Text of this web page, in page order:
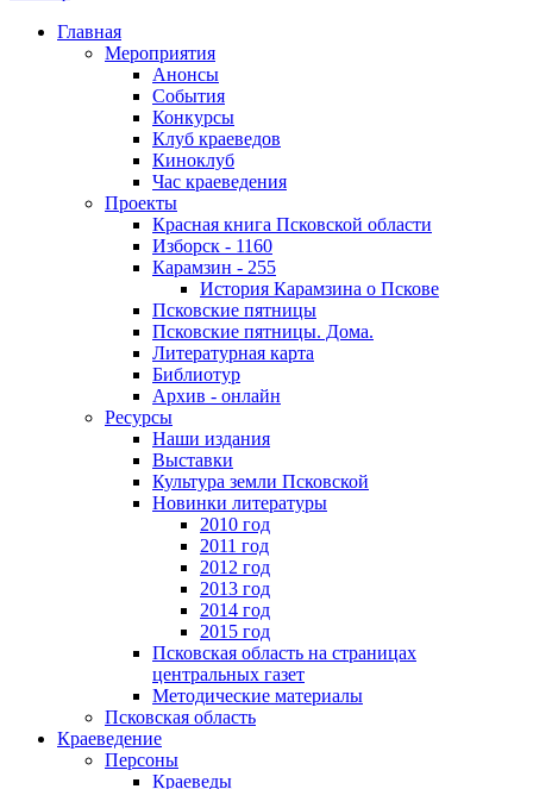
Главная
Мероприятия
Анонсы
События
Конкурсы
Клуб краеведов
Киноклуб
Час краеведения
Проекты
Красная книга Псковской области
Изборск - 1160
Карамзин - 255
История Карамзина о Пскове
Псковские пятницы
Псковские пятницы. Дома.
Литературная карта
Библиотур
Архив - онлайн
Ресурсы
Наши издания
Выставки
Культура земли Псковской
Новинки литературы
2010 год
2011 год
2012 год
2013 год
2014 год
2015 год
Псковская область на страницах
центральных газет
Методические материалы
Псковская область
Краеведение
Персоны
Краеведы